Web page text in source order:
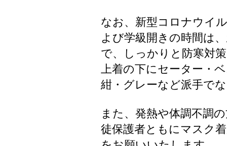
なお、新型コロナウイ
よび学級開きの時間は
で、しっかりと防寒対
上着の下にセーター・
紺・グレーなど派手で
また、発熱や体調不調
徒保護者ともにマスク